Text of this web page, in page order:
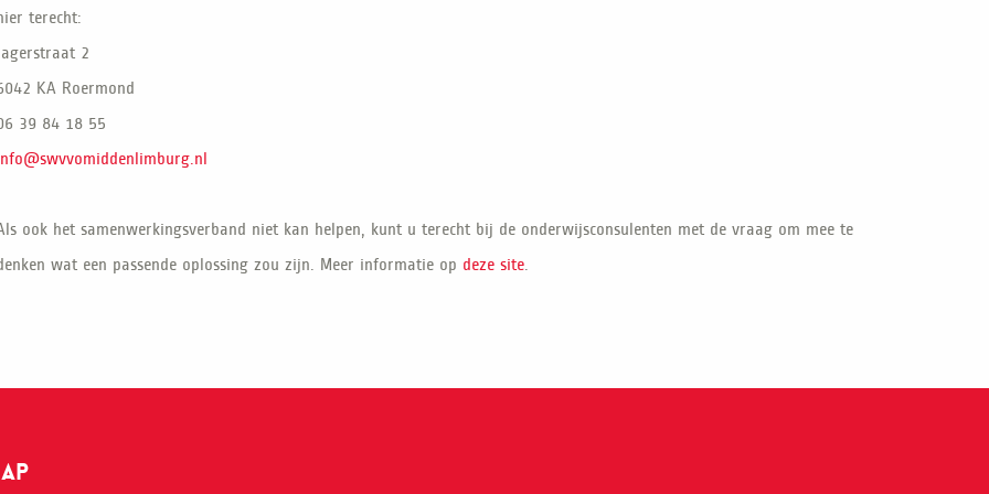
terecht:
2
KA Roermond
39 84 18 55
ook het samenwerkingsverband niet kan helpen, kunt u terecht bij de onderwijsconsulenten met de vraag om mee te
wat een passende oplossing zou zijn. Meer informatie op deze site.